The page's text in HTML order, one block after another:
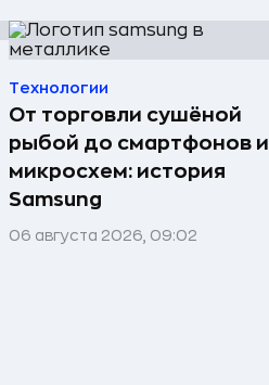
Технологии
От торговли сушёной
рыбой до смартфонов и
микросхем: история
Samsung
06 августа 2026, 09:02